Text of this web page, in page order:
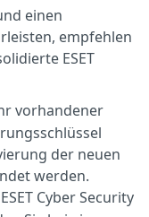
einen
empfehlen
ESET
vorhandener
der neuen
werden.
Cyber Security